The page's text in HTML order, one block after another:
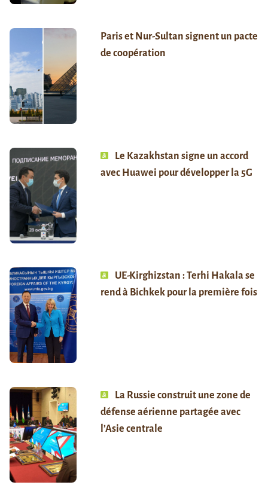
Paris et Nur-Sultan signent un pacte
de coopération
Le Kazakhstan signe un accord
avec Huawei pour développer la 5G
UE-Kirghizstan : Terhi Hakala se
rend à Bichkek pour la première fois
La Russie construit une zone de
défense aérienne partagée avec
l’Asie centrale